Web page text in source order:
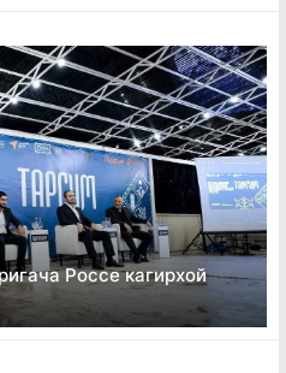
Россе кагирхой